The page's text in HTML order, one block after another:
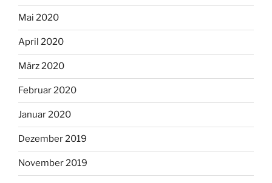
Mai 2020
April 2020
März 2020
Februar 2020
Januar 2020
Dezember 2019
November 2019